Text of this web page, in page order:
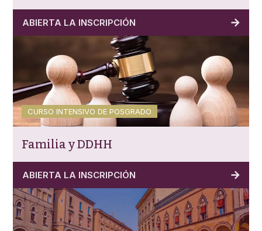
ABIERTA LA INSCRIPCIÓN
CURSO INTENSIVO DE POSGRADO
Familia y DDHH
ABIERTA LA INSCRIPCIÓN